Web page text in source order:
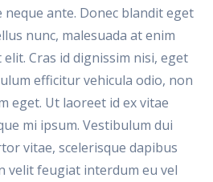
neque ante. Donec blandit eget
nunc, malesuada at enim
Cras id dignissim nisi, eget
efficitur vehicula odio, non
eget. Ut laoreet id ex vitae
mi ipsum. Vestibulum dui
vitae, scelerisque dapibus
velit feugiat interdum eu vel